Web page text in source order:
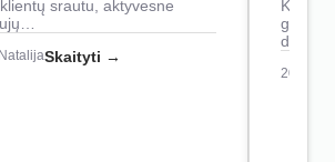
srautu, aktyvesne
Skaityti →
2026-